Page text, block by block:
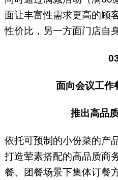
面让丰富性需求更高的顾
性价比，另一方面门店自
面向会议工作
推出高品
依托可预制的小份菜的产
打造荤素搭配的高品质商
餐、团餐场景下集体订餐